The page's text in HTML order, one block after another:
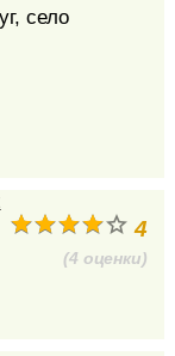
село
4
(4 оценки)